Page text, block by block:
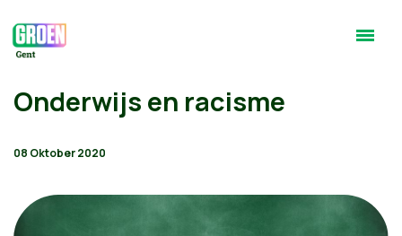
Onderwijs en racisme
08 Oktober 2020